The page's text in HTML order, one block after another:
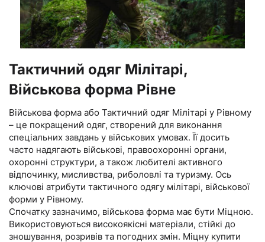
Тактичний одяг Мілітарі,
Військова форма Рівне
Військова форма або Тактичний одяг Мілітарі у Рівному
– це покращений одяг, створений для виконання
спеціальних завдань у військових умовах. Її досить
часто надягають військові, правоохоронні органи,
охоронні структури, а також любителі активного
відпочинку, мисливства, риболовлі та туризму. Ось
ключові атрибути тактичного одягу мілітарі, військової
форми у Рівному.
Спочатку зазначимо, військова форма має бути Міцною.
Використовуються високоякісні матеріали, стійкі до
зношування, розривів та погодних змін. Міцну купити